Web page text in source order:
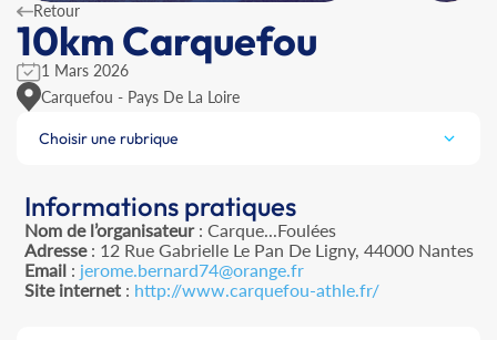
Retour
10km Carquefou
1 Mars 2026
Carquefou - Pays De La Loire
Choisir une rubrique
Informations pratiques
Nom de l’organisateur: Carque...Foulées
Adresse: 12 Rue Gabrielle Le Pan De Ligny, 44000 Nantes
Email: jerome.bernard74@orange.fr
Site internet: http://www.carquefou-athle.fr/